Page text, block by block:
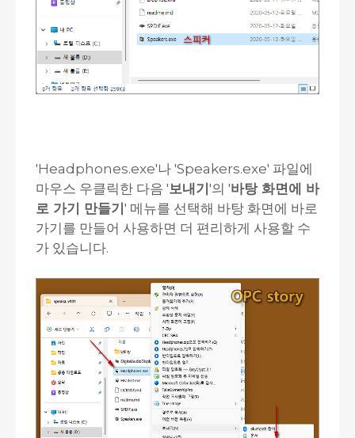
'Headphones.exe'나 'Speakers.exe' 파일에
마우스 우클릭한 다음 '보내기 '의 '바탕 화면에 바
로 가기 만들기 ' 메뉴를 선택해 바탕 화면에 바로
가기를 만들어 사용하면 더 편리하게 사용할 수
가 있습니다.